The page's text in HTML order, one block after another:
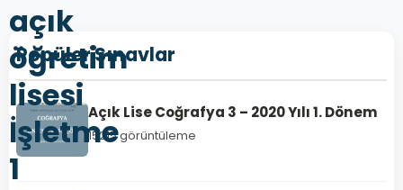
açık
öğretim
lisesi
İşletme
1
Popüler Sınavlar
Açık Lise Coğrafya 3 – 2020 Yılı 1. Dönem
15215 görüntüleme